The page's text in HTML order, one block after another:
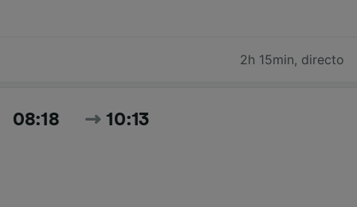
2h 15min, directo
08:18 10:13